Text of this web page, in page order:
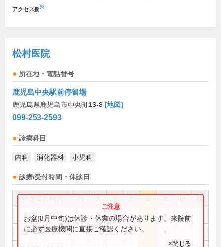
アクセス数※
松村医院
所在地・電話番号
鹿児島中央駅前停留場
鹿児島県鹿児島市中央町13-8 [地図]
099-253-2593
診療科目
内科 消化器科 小児科
診療/受付時間・休診日
祝
9:00～13:00 ● ● ● ● ●
14:30～16:30
お盆(8月中旬)は休診・休業の場合があります。来院前
に必ず医療機関に直接ご確認ください。
×閉じる